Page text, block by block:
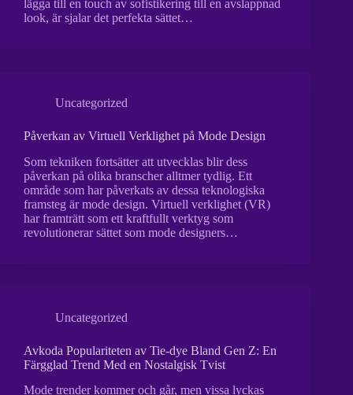
lägga till en touch av sofistikering till en avslappnad
look, är sjalar det perfekta sättet…
Uncategorized
Påverkan av Virtuell Verklighet på Mode Design
Som tekniken fortsätter att utvecklas blir dess
påverkan på olika branscher alltmer tydlig. Ett
område som har påverkats av dessa teknologiska
framsteg är mode design. Virtuell verklighet (VR)
har framträtt som ett kraftfullt verktyg som
revolutionerar sättet som mode designers…
Uncategorized
Avkoda Populariteten av Tie-dye Bland Gen Z: En
Färgglad Trend Med en Nostalgisk Tvist
Mode trender kommer och går, men vissa lyckas